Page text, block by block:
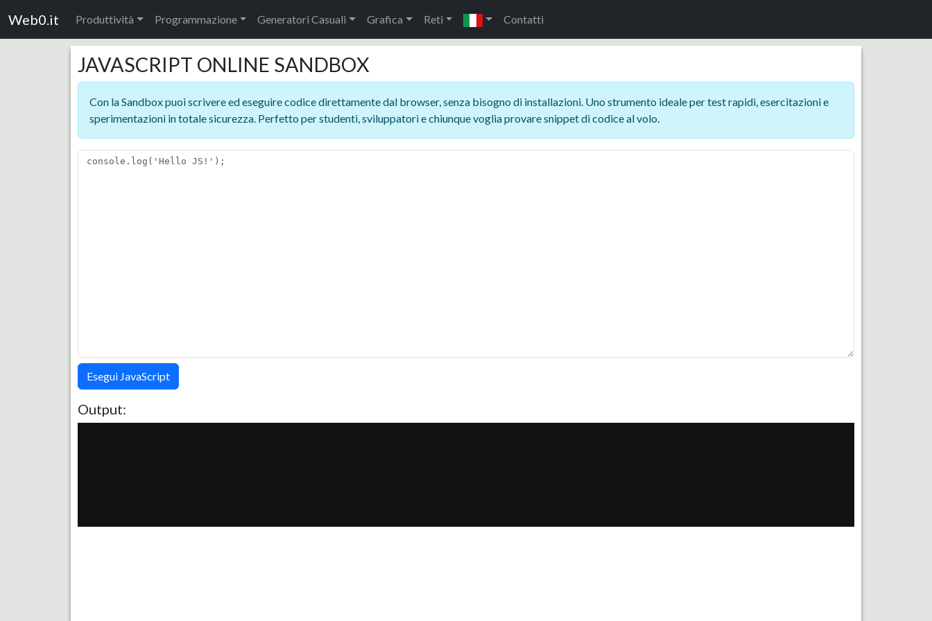
Web0.it Produttività Programmazione Generatori Casuali Grafica Reti Contatti
JAVASCRIPT ONLINE SANDBOX
Con la Sandbox puoi scrivere ed eseguire codice direttamente dal browser, senza bisogno di installazioni. Uno strumento ideale per test rapidi, esercitazioni e
sperimentazioni in totale sicurezza. Perfetto per studenti, sviluppatori e chiunque voglia provare snippet di codice al volo.
Esegui JavaScript
Output: